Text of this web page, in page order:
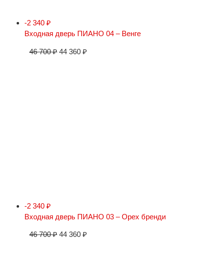
-2 340 ₽
Входная дверь ПИАНО 04 – Венге
46 700₽ 44 360 ₽
-2 340 ₽
Входная дверь ПИАНО 03 – Орех бренди
46 700₽ 44 360 ₽